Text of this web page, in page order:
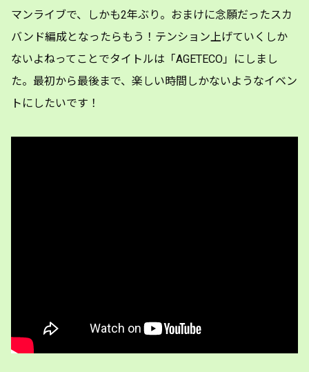
マンライブで、しかも2年ぶり。おまけに念願だったスカ
バンド編成となったらもう！テンション上げていくしか
ないよねってことでタイトルは「AGETECO」にしまし
た。最初から最後まで、楽しい時間しかないようなイベン
トにしたいです！